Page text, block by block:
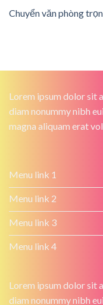
Chuyển văn phòng
Lorem ipsum dolor sit
diam nonummy nibh
magna aliquam erat
Menu link 1
Menu link 2
Menu link 3
Menu link 4
Lorem ipsum dolor sit
diam nonummy nibh